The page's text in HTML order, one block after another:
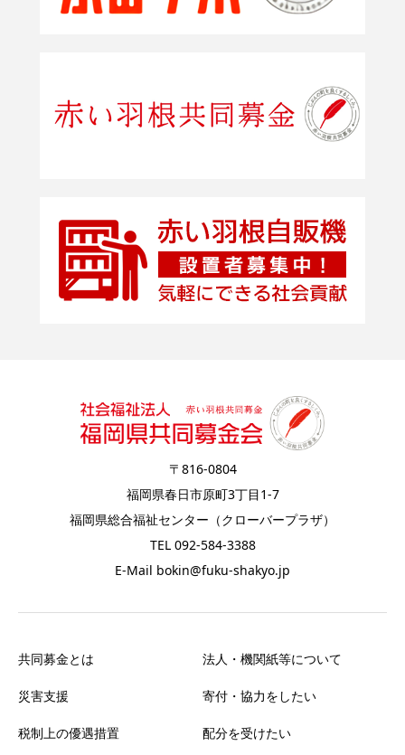
〒816-0804
福岡県春日市原町3丁目1-7
福岡県総合福祉センター（クローバープラザ）
TEL 092-584-3388
E-Mail bokin@fuku-shakyo.jp
共同募金とは
災害支援
税制上の優遇措置
法人・機関紙等について
寄付・協力をしたい
配分を受けたい